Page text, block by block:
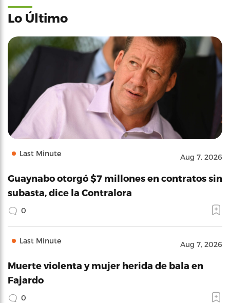
Lo Último
Last Minute Aug 7, 2026
Guaynabo otorgó $7 millones en contratos sin
subasta, dice la Contralora
0
Last Minute Aug 7, 2026
Muerte violenta y mujer herida de bala en
Fajardo
0